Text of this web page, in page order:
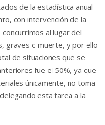
de la estadística anual
con intervención de la
al lugar del
graves o muerte, y por ello
de situaciones que se
fue el 50%, ya que
únicamente, no toma
esta tarea a la